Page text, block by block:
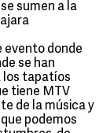
sumen a la
evento donde
se han
los tapatíos
tiene MTV
de la música y
podemos